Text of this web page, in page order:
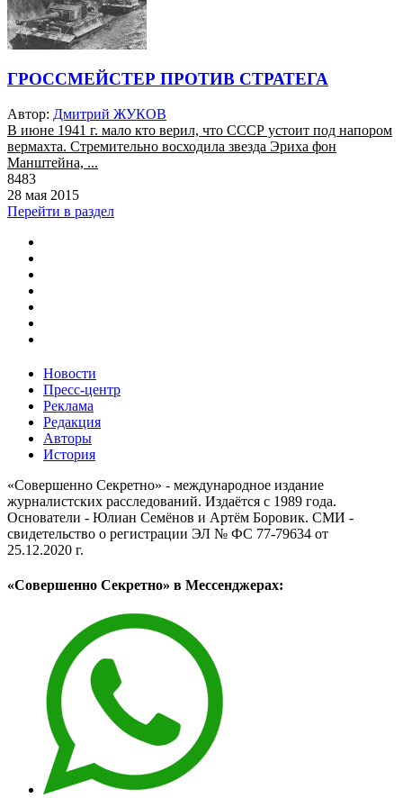
ГРОССМЕЙСТЕР ПРОТИВ СТРАТЕГА
Автор: Дмитрий ЖУКОВ
В июне 1941 г. мало кто верил, что СССР устоит под напором
вермахта. Стремительно восходила звезда Эриха фон
Манштейна, ...
8483
28 мая 2015
Перейти в раздел
Новости
Пресс-центр
Реклама
Редакция
Авторы
История
«Совершенно Секретно» - международное издание
журналистских расследований. Издаётся с 1989 года.
Основатели - Юлиан Семёнов и Артём Боровик. CМИ -
свидетельство о регистрации ЭЛ № ФС 77-79634 от
25.12.2020 г.
«Совершенно Секретно» в Мессенджерах: